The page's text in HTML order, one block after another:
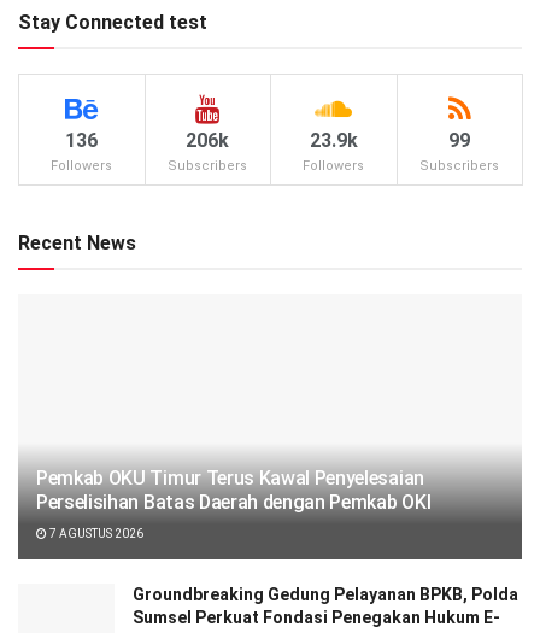
Stay Connected test
136
Followers
206k
Subscribers
23.9k
Followers
99
Subscribers
Recent News
Pemkab OKU Timur Terus Kawal Penyelesaian
Perselisihan Batas Daerah dengan Pemkab OKI
7 AGUSTUS 2026
Groundbreaking Gedung Pelayanan BPKB, Polda
Sumsel Perkuat Fondasi Penegakan Hukum E-